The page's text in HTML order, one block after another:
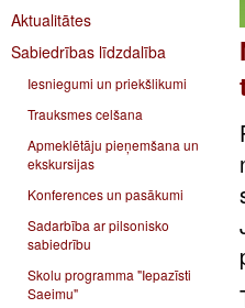
Aktualitātes
Sabiedrības līdzdalība
Iesniegumi un priekšlikumi
Trauksmes celšana
Apmeklētāju pieņemšana un
ekskursijas
Konferences un pasākumi
Sadarbība ar pilsonisko
sabiedrību
Skolu programma "Iepazīsti
Saeimu"